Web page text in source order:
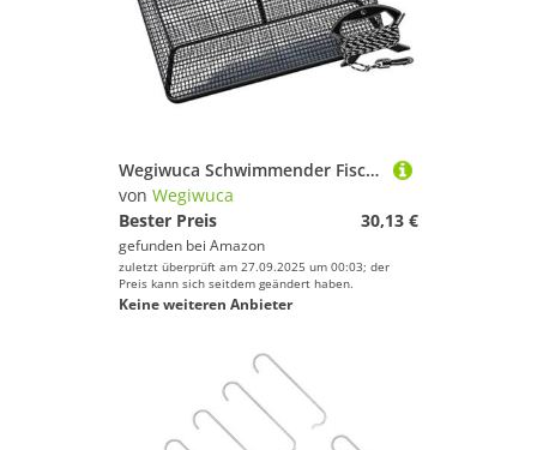
Wegiwuca Schwimmender Fischerkorbfalb Fischkorb Schnelle Trocknung Fischerei Köder Aufbewahrungskäfig Tragbares Fischereinetz Einfach Zu Bedienen
von Wegiwuca
Bester Preis
30,13 €
gefunden bei Amazon
zuletzt überprüft am 27.09.2025 um 00:03; der
Preis kann sich seitdem geändert haben.
Keine weiteren Anbieter